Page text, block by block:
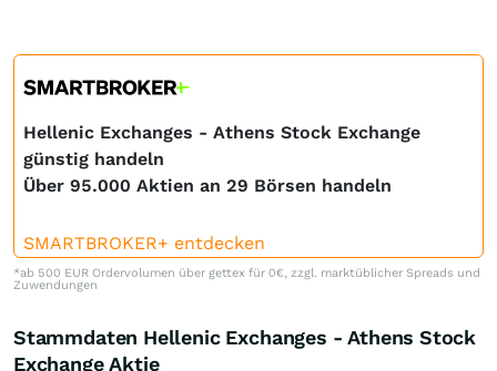
Hellenic Exchanges - Athens Stock Exchange
günstig handeln
Über 95.000 Aktien an 29 Börsen handeln
SMARTBROKER+ entdecken
*ab 500 EUR Ordervolumen über gettex für 0€, zzgl. marktüblicher Spreads und
Zuwendungen
Stammdaten Hellenic Exchanges - Athens Stock
Exchange Aktie